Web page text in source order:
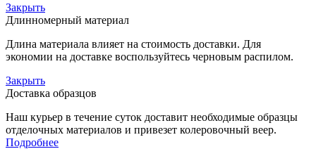
Закрыть
Длинномерный материал
Длина материала влияет на стоимость доставки. Для
экономии на доставке воспользуйтесь черновым распилом.
Закрыть
Доставка образцов
Наш курьер в течение суток доставит необходимые образцы
отделочных материалов и привезет колеровочный веер.
Подробнее